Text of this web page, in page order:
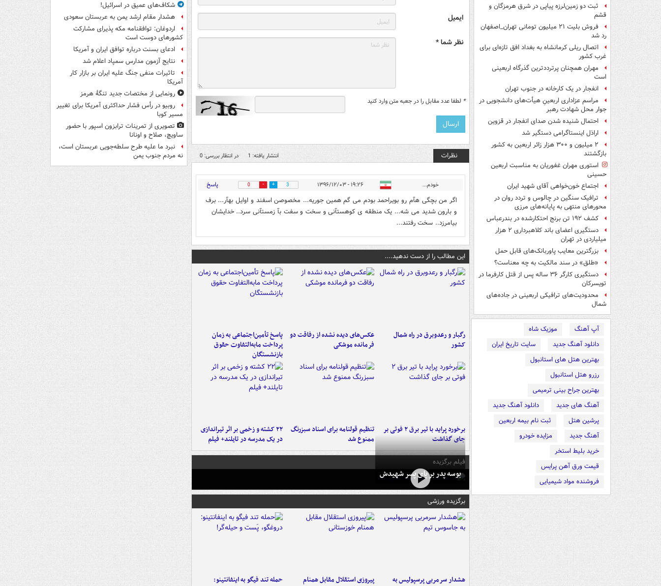
ثبت دو زمین‌لرزه پیاپی در شرق هرمزگان و
قشم
فروش بلیت ۲۱ میلیون تومانی تهران_اصفهان
رد شد
اتصال ریلی کرمانشاه به بغداد افق تازه‌ای برای
غرب کشور
مهران همچنان پرترددترین گذرگاه اربعینی
است
انفجار در یک کارخانه در جنوب تهران
مراسم عزاداری اربعینِ هیأت‌های دانشجویی در
جوار محل شهادت رهبر
احتمال شنیده شدن صدای انفجار در قزوین
اراذل اینستاگرامی دستگیر شد
۲ میلیون و ۳۰۰ هزار زائر اربعین به کشور
بازگشتند
استوری مهران غفوریان به مناسبت اربعین
حسینی
اجتماع خون‌خواهی آقای شهید ایران
ترافیک سنگین در چالوس و تردد روان در
محورهای منتهی به پایانه‌های مرزی
کشف ۱۹۲ تن برنج احتکارشده در بندرعباس
دستگیری اعضای باند کلاهبرداری ۲ هزار
میلیاردی در تهران
بزرگترین معایب پاوربانک‌های قابل حمل
«طلق» در سند مالکیت به چه معناست؟
دستگیری کارگر ۳۶ ساله پس از قتل کارفرما در
تویسرکان
محدودیت‌های ترافیکی اربعینی در جاده‌های
شمال‌
آپ آهنگ
موزیک شاه
دانلود آهنگ جدید
سایت تاریخ ایران
بهترین هتل های استانبول
رزرو هتل استانبول
بهترین جراح بینی ترمیمی
آهنگ های جدید
دانلود آهنگ جدید
پرشین هتل
ثبت نام بیمه اربعین
آهنگ جدید
مزایده خودرو
خرید بلیط استخر
قیمت ورق آهن پرایس
فروشنده مواد شیمیایی
ایمیل
نظر شما *
* لطفا عدد مقابل را در جعبه متن وارد کنید
نظرات انتشار یافته: 1 در انتظار بررسی: 0
خودم... ۱۹:۲۶ - ۱۳۹۶/۱۲/۰۳ 3
0 پاسخ
اگر من بچگی هآم رو بویراحمد بودم می گم همین جوریه... مخصوصن اسفند و اوایل بهآر... برف
و بارون شدید می شه... یک منطقه ی کوهستآنی و سخت و سفت بآ زمستآنی سرد.. خدایشان
بیامرزد.. سخت رفتند...
این مطالب را از دست ندهید....
رگبار و رعدوبرق در راه شمال
کشور
عکس‌های دیده نشده از رفاقت دو
فرمانده‌ موشکی
پاسخ تأمین‌اجتماعی به زمان
پرداخت مابه‌التفاوت حقوق
بازنشستگان
برخورد پراید با تیر برق ۲ فوتی بر
جای گذاشت
تنظیم قولنامه برای اسناد سبزرنگ
ممنوع شد
۲۲ کشته و زخمی بر اثر تیراندازی
در یک مدرسه در تایلند+ فیلم
فیلم برگزیده
بوسه‌ پدر بر پای پسر شهیدش
برگزیده ورزشی
هشدار سرمربی پرسپولیس به
پیروزی استقلال مقابل همنام
حمله تند فیگو به اینفانتینو:
شکاف‌های عمیق در اسرائیل!
هشدار مقام ارشد یمن به عربستان سعودی
اردوغان: توافقنامه مکه پذیرای مشارکت
کشورهای دوست است
ادعای بسنت درباره توافق ایران و آمریکا
نتایج آزمون مدارس سمپاد اعلام شد
تاثیرات منفی جنگ علیه ایران بر بازار کار
آمریکا
رونمایی از مختصات جدید تنگۀ هرمز
روبیو در رأس فشار حداکثری آمریکا برای تغییر
مسیر کوبا
تصویری از تمرینات ترابزون اسپور با حضور
ساویچ، صلاح و اونانا
نبرد ما علیه طرح سلطه‌جویی عربستان است،
نه مردم جنوب یمن